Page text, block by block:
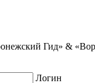
Гид» &
Логин